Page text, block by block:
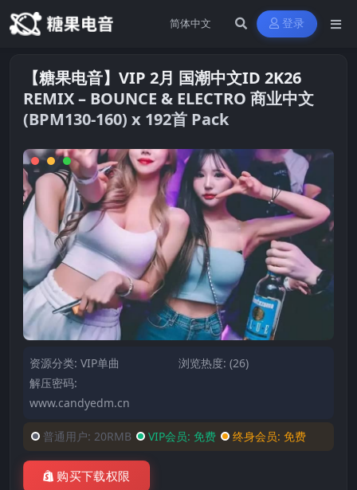
登录
【糖果电音】VIP 2月 国潮中文ID 2K26
REMIX – BOUNCE & ELECTRO 商业中文
(BPM130-160) x 192首 Pack
资源分类: VIP单曲
浏览热度: (26)
解压密码:
www.candyedm.cn
普通用户: 20RMB VIP会员: 免费 终身会员: 免费
购买下载权限